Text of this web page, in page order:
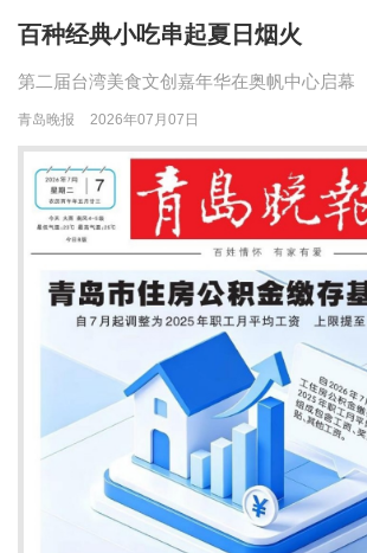
百种经典小吃串起夏日烟火
第二届台湾美食文创嘉年华在奥帆中心启幕
青岛晚报 2026年07月07日